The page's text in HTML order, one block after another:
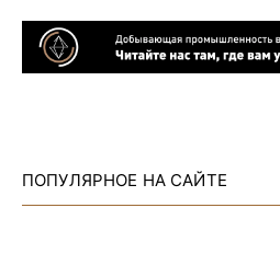
ПОПУЛЯРНОЕ НА САЙТЕ